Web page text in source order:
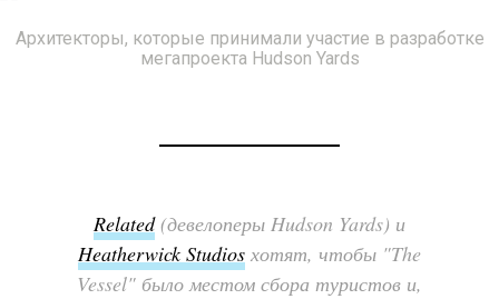
Архитекторы, которые принимали участие в разработке
мегапроекта Hudson Yards
Related(девелоперы Hudson Yards) и
Heatherwick Studios хотят, чтобы "The
Vessel" было местом сбора туристов и,